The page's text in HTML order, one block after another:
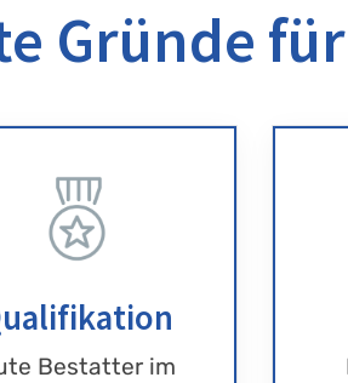
Gründe
Bestatter im